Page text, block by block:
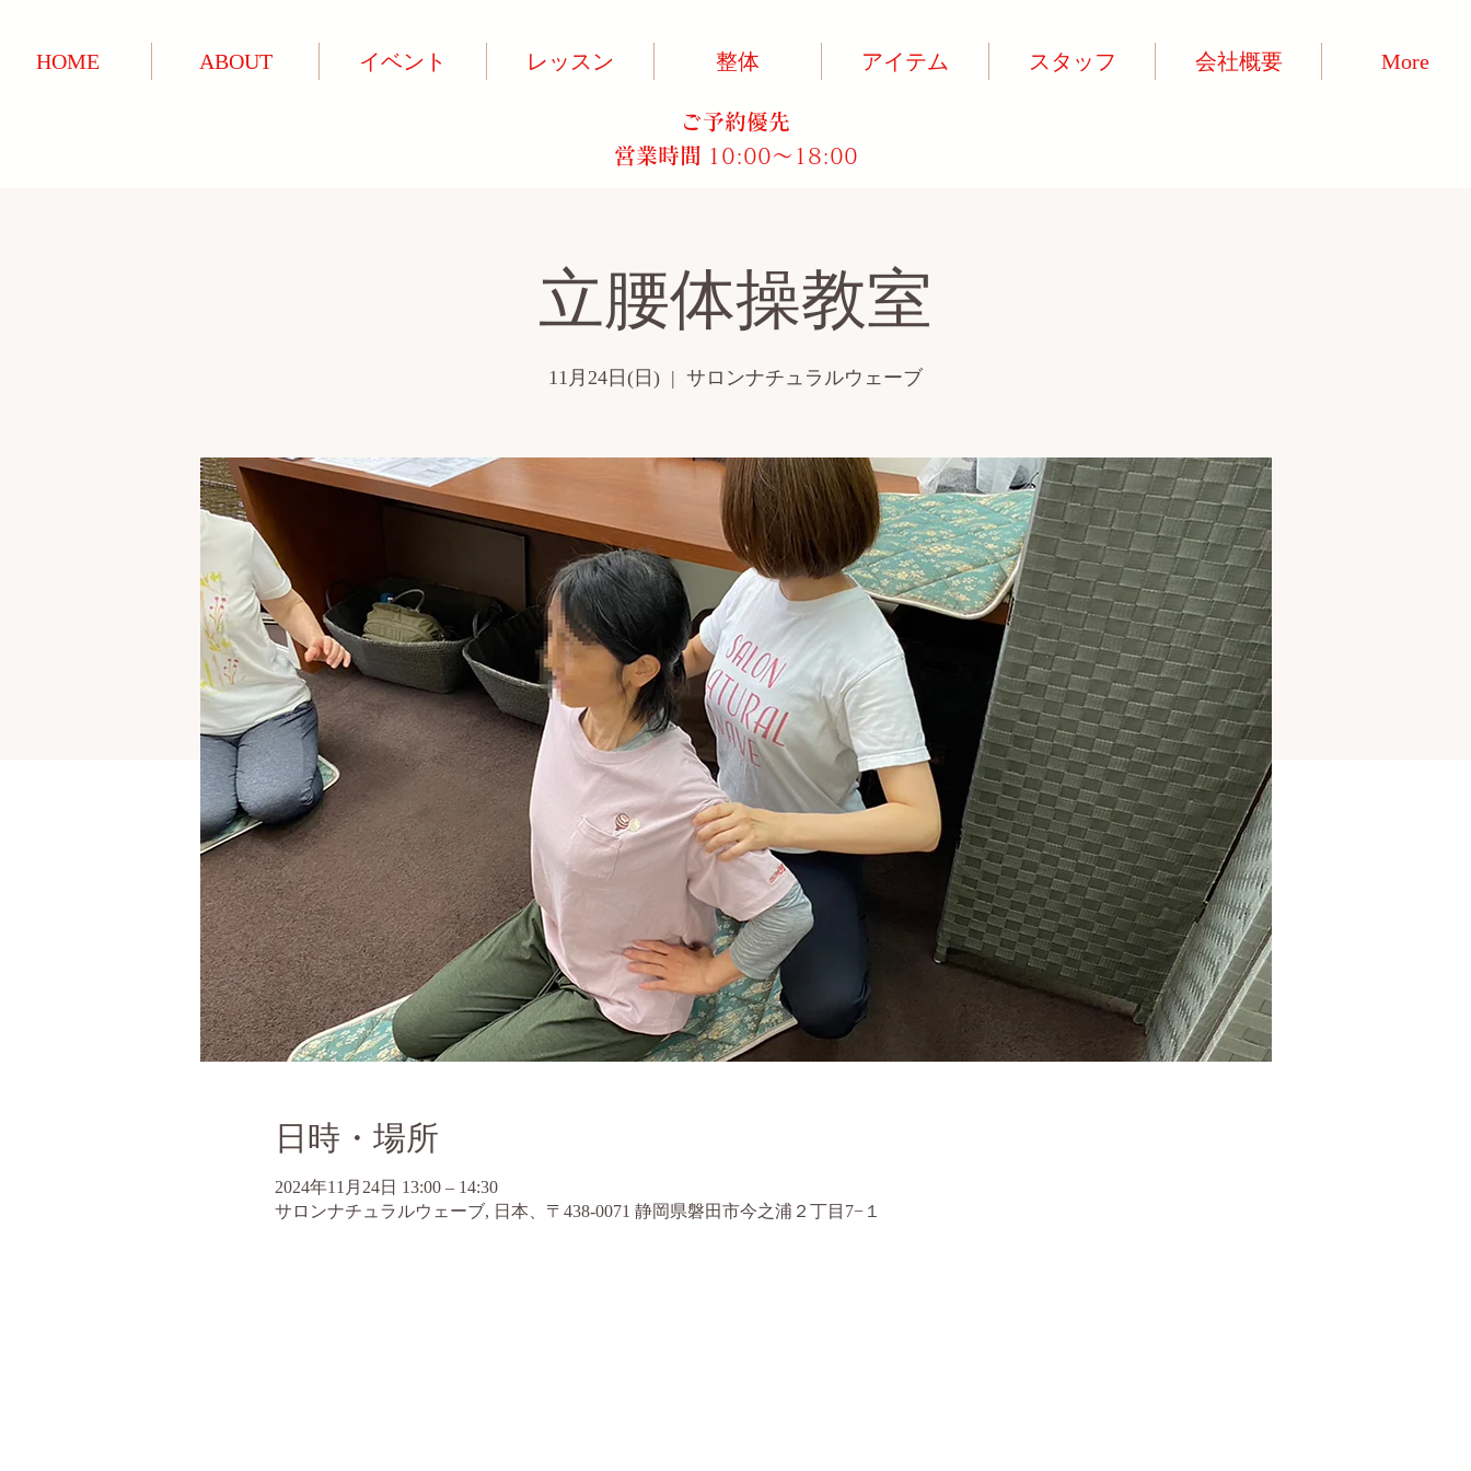
HOME ABOUT イベント レッスン 整体 アイテム スタッフ 会社概要 More
ご予約優先
営業時間 10:00～18:00​
立腰体操教室
11月24日(日)
  |
サロンナチュラルウェーブ
日時・場所
2024年11月24日 13:00 – 14:30
サロンナチュラルウェーブ, 日本、〒438-0071 静岡県磐田市今之浦２丁目7−１